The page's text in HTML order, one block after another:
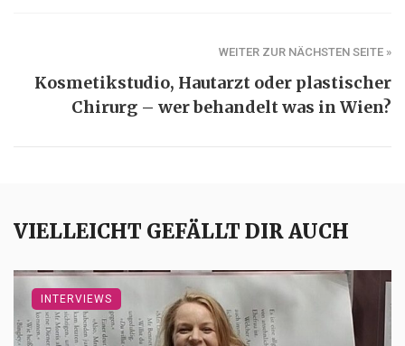
WEITER ZUR NÄCHSTEN SEITE »
Kosmetikstudio, Hautarzt oder plastischer
Chirurg – wer behandelt was in Wien?
VIELLEICHT GEFÄLLT DIR AUCH
INTERVIEWS